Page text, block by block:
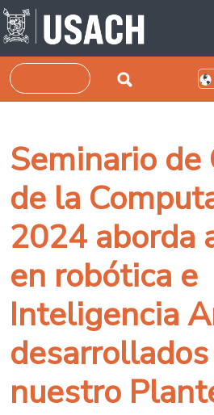
Pasar al contenido principal
Buscar
Seminario de
de la
2024 aborda
en robótica e
Inteligencia
nuestro